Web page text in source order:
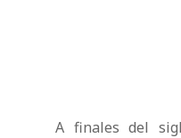
A finales del